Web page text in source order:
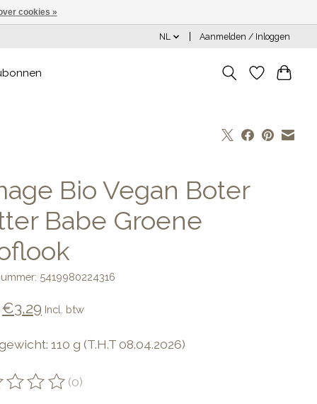
NL Aanmelden / Inloggen
Bio Vegan Boter
Babe Groene
5419980224316
€3,29 Incl. btw
110 g (T.H.T 08.04.2026)
van dit product is
(0)
cookies »